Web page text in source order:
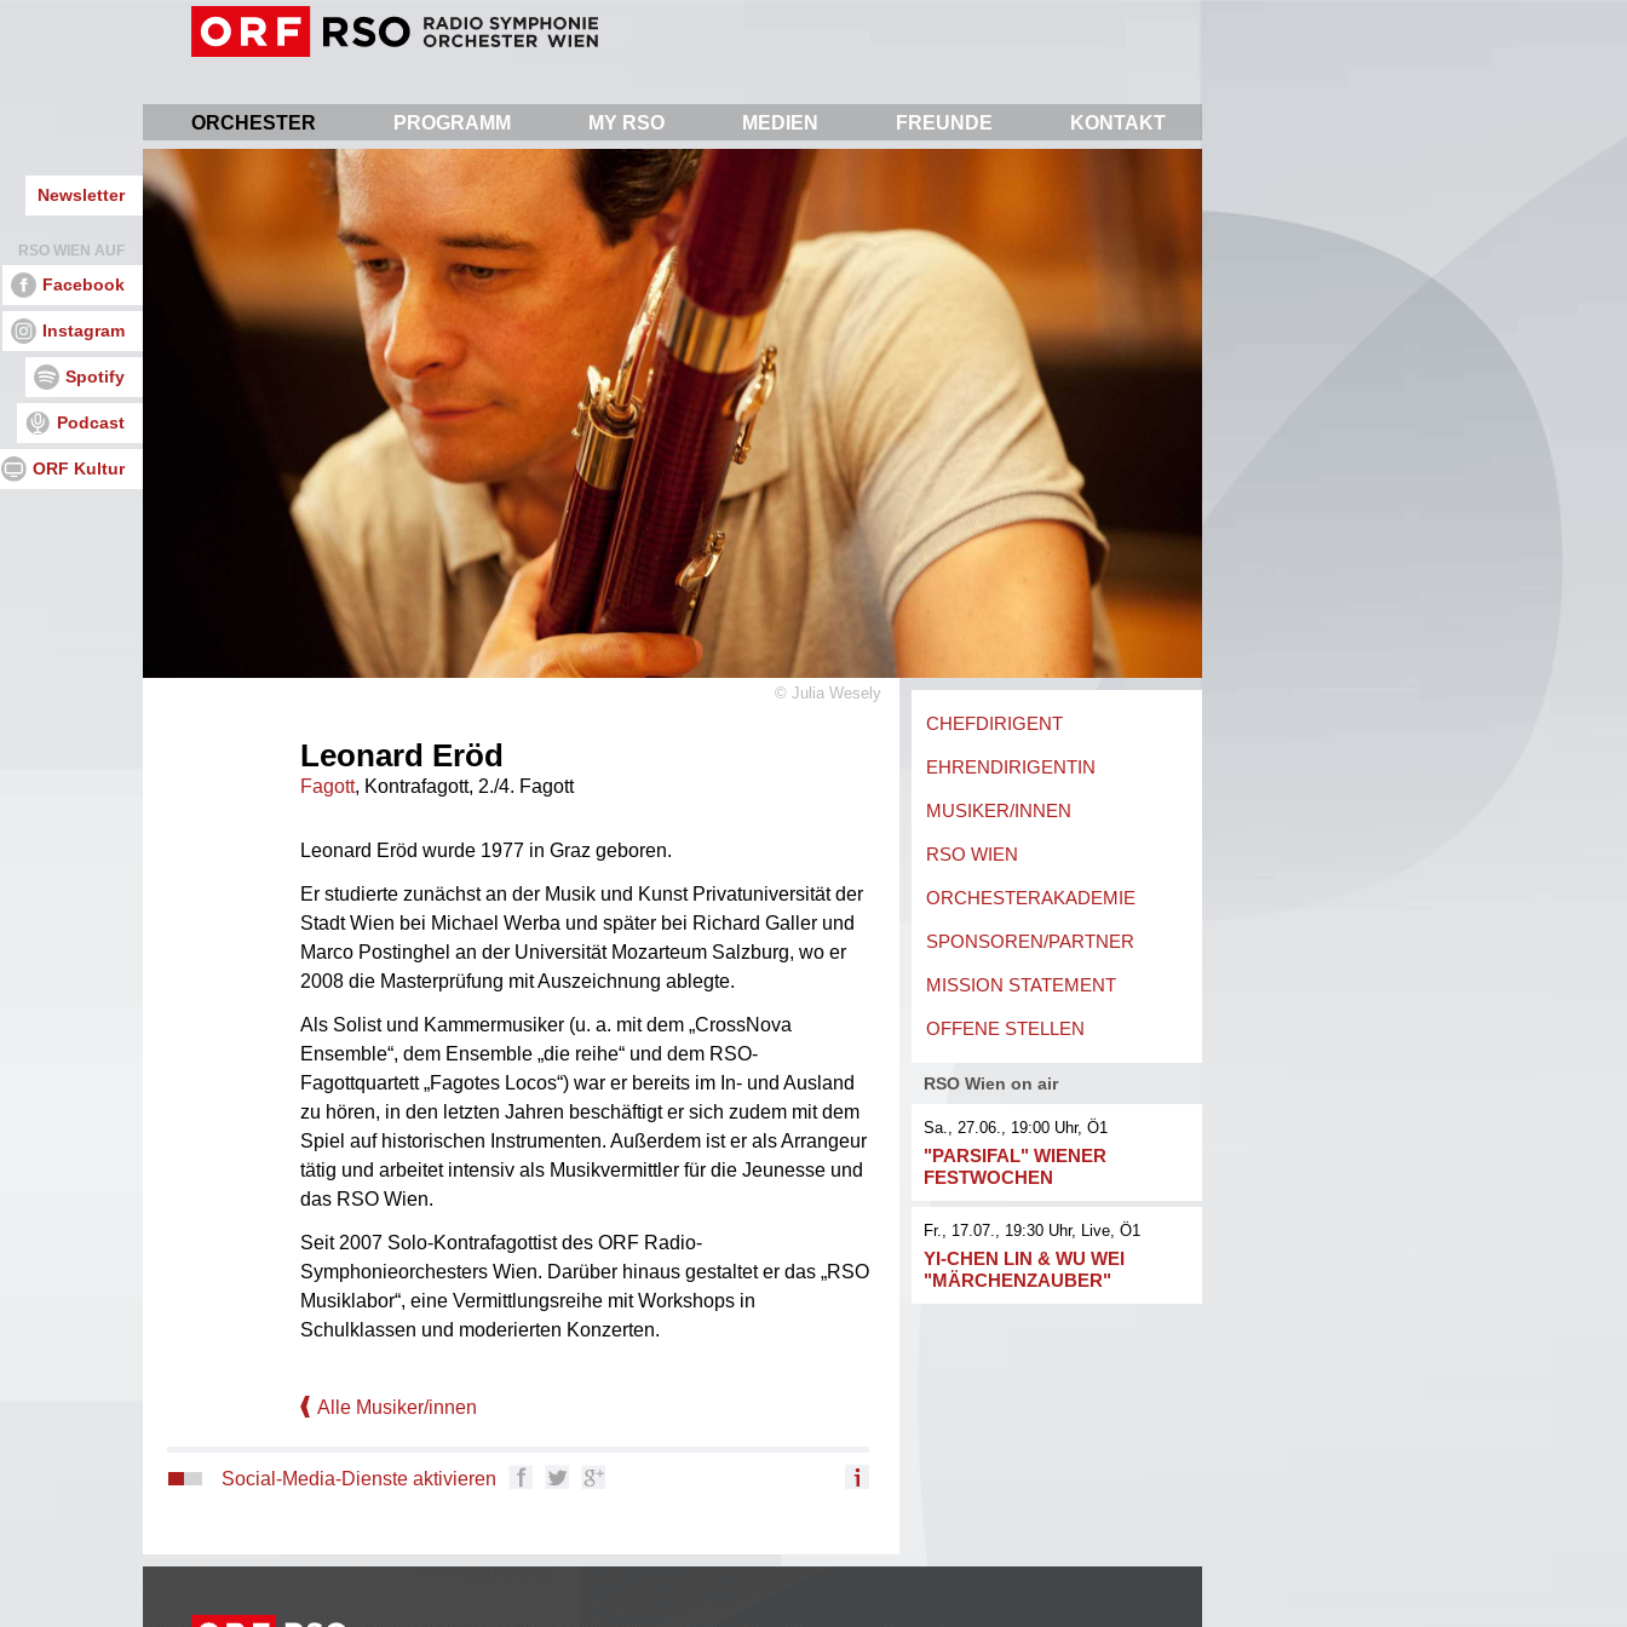
ORCHESTER PROGRAMM MY RSO MEDIEN FREUNDE KONTAKT
Newsletter
RSO WIEN AUF
Facebook
Instagram
Spotify
Podcast
ORF Kultur
© Julia Wesely
Leonard Eröd
Fagott, Kontrafagott, 2./4. Fagott
Leonard Eröd wurde 1977 in Graz geboren.
Er studierte zunächst an der Musik und Kunst Privatuniversität der
Stadt Wien bei Michael Werba und später bei Richard Galler und
Marco Postinghel an der Universität Mozarteum Salzburg, wo er
2008 die Masterprüfung mit Auszeichnung ablegte.
Als Solist und Kammermusiker (u. a. mit dem „CrossNova
Ensemble“, dem Ensemble „die reihe“ und dem RSO-
Fagottquartett „Fagotes Locos“) war er bereits im In- und Ausland
zu hören, in den letzten Jahren beschäftigt er sich zudem mit dem
Spiel auf historischen Instrumenten. Außerdem ist er als Arrangeur
tätig und arbeitet intensiv als Musikvermittler für die Jeunesse und
das RSO Wien.
Seit 2007 Solo-Kontrafagottist des ORF Radio-
Symphonieorchesters Wien. Darüber hinaus gestaltet er das „RSO
Musiklabor“, eine Vermittlungsreihe mit Workshops in
Schulklassen und moderierten Konzerten.
Alle Musiker/innen
Social-Media-Dienste aktivieren
CHEFDIRIGENT
EHRENDIRIGENTIN
MUSIKER/INNEN
RSO WIEN
ORCHESTERAKADEMIE
SPONSOREN/PARTNER
MISSION STATEMENT
OFFENE STELLEN
RSO Wien on air
Sa., 27.06., 19:00 Uhr, Ö1
"PARSIFAL" WIENER
FESTWOCHEN
Fr., 17.07., 19:30 Uhr, Live, Ö1
YI-CHEN LIN & WU WEI
"MÄRCHENZAUBER"